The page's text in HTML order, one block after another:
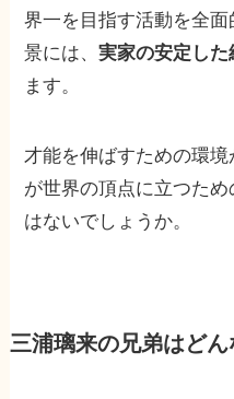
界一を目指す活動を全
景には、実家の安定した
ます。
才能を伸ばすための環
が世界の頂点に立つた
はないでしょうか。
三浦璃来の兄弟はどん